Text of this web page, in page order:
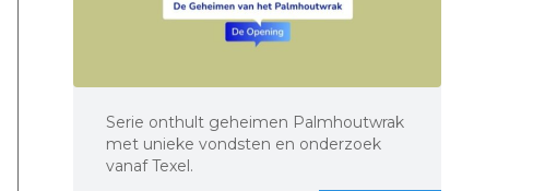
Serie onthult geheimen Palmhoutwrak
met unieke vondsten en onderzoek
vanaf Texel.